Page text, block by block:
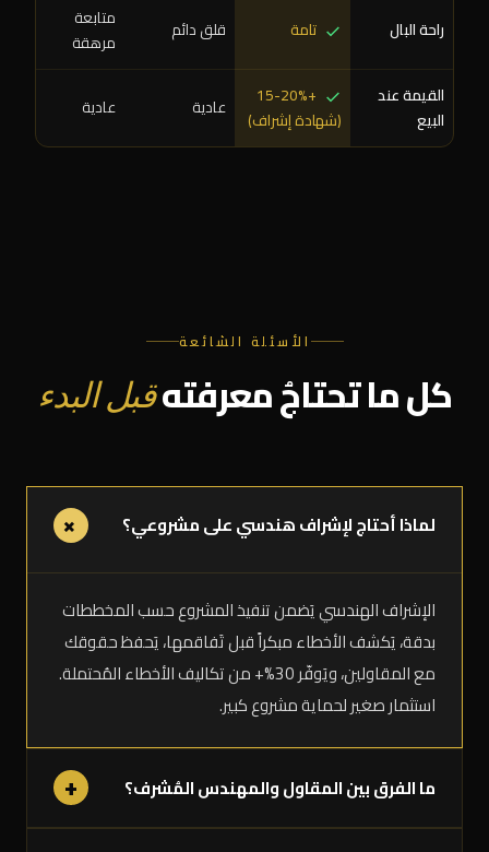
راحة البال تامة قلق دائم
متابعة
مرهقة
القيمة عند
البيع
+15-20%
(شهادة إشراف)
عادية عادية
الأسئلة الشائعة
كل ما تحتاجُ معرفتهقبل البدء
لماذا أحتاج لإشراف هندسي على مشروعي؟ +
الإشراف الهندسي يَضمن تنفيذ المشروع حسب المخططات
بدقة، يَكشف الأخطاء مبكراً قبل تَفاقمها، يَحفظ حقوقك
مع المقاولين، ويَوفّر 30%+ من تكاليف الأخطاء المُحتملة.
استثمار صغير لحماية مشروع كبير.
ما الفرق بين المقاول والمهندس المُشرف؟ +